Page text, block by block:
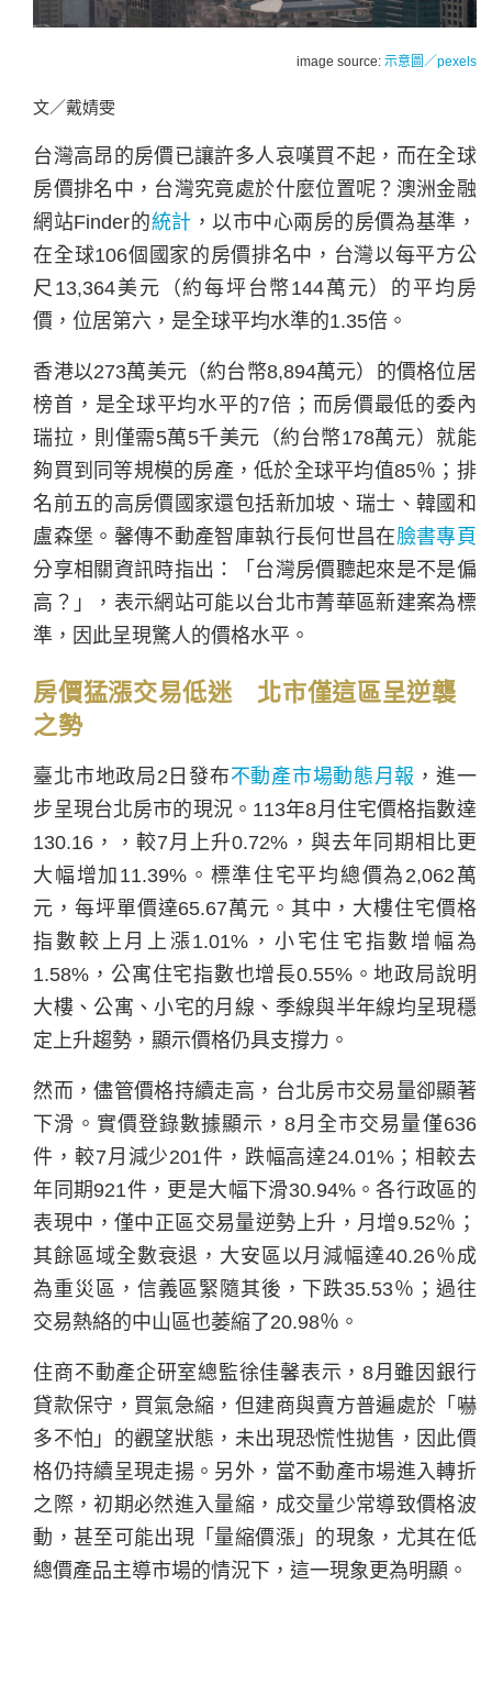
image source: 示意圖／pexels
文／戴婧雯
台灣高昂的房價已讓許多人哀嘆買不起，而在全球
房價排名中，台灣究竟處於什麼位置呢？澳洲金融
網站Finder的統計 ，以市中心兩房的房價為基準，
在全球106個國家的房價排名中，台灣以每平方公
尺13,364美元（約每坪台幣144萬元）的平均房
價，位居第六，是全球平均水準的1.35倍。
香港以273萬美元（約台幣8,894萬元）的價格位居
榜首，是全球平均水平的7倍；而房價最低的委內
瑞拉，則僅需5萬5千美元（約台幣178萬元）就能
夠買到同等規模的房產，低於全球平均值85％；排
名前五的高房價國家還包括新加坡、瑞士、韓國和
盧森堡。馨傳不動產智庫執行長何世昌在臉書專頁
分享相關資訊時指出：「台灣房價聽起來是不是偏
高？」，表示網站可能以台北市菁華區新建案為標
準，因此呈現驚人的價格水平。
房價猛漲交易低迷 北市僅這區呈逆襲
之勢
臺北市地政局2日發布不動產市場動態月報 ，進一
步呈現台北房市的現況。113年8月住宅價格指數達
130.16，，較7月上升0.72%，與去年同期相比更
大幅增加11.39%。標準住宅平均總價為2,062萬
元，每坪單價達65.67萬元。其中，大樓住宅價格
指數較上月上漲1.01%，小宅住宅指數增幅為
1.58%，公寓住宅指數也增長0.55%。地政局說明
大樓、公寓、小宅的月線、季線與半年線均呈現穩
定上升趨勢，顯示價格仍具支撐力。
然而，儘管價格持續走高，台北房市交易量卻顯著
下滑。實價登錄數據顯示，8月全市交易量僅636
件，較7月減少201件，跌幅高達24.01%；相較去
年同期921件，更是大幅下滑30.94%。各行政區的
表現中，僅中正區交易量逆勢上升，月增9.52％；
其餘區域全數衰退，大安區以月減幅達40.26％成
為重災區，信義區緊隨其後，下跌35.53％；過往
交易熱絡的中山區也萎縮了20.98％。
住商不動產企研室總監徐佳馨表示，8月雖因銀行
貸款保守，買氣急縮，但建商與賣方普遍處於「嚇
多不怕」的觀望狀態，未出現恐慌性拋售，因此價
格仍持續呈現走揚。另外，當不動產市場進入轉折
之際，初期必然進入量縮，成交量少常導致價格波
動，甚至可能出現「量縮價漲」的現象，尤其在低
總價產品主導市場的情況下，這一現象更為明顯。